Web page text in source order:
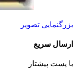
بزرگنمایی تصویر
ارسال سریع
با پست پیشتاز